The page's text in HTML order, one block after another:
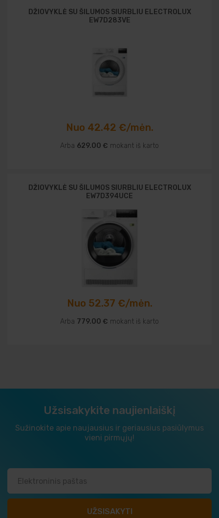
DŽIOVYKLĖ SU ŠILUMOS SIURBLIU ELECTROLUX
EW7D283VE
Nuo 42.42 €/mėn.
Arba 629.00 € mokant iš karto
DŽIOVYKLĖ SU ŠILUMOS SIURBLIU ELECTROLUX
EW7D394UCE
Nuo 52.37 €/mėn.
Arba 779.00 € mokant iš karto
Užsisakykite naujienlaiškį
Sužinokite apie naujausius ir geriausius pasiūlymus
vieni pirmųjų!